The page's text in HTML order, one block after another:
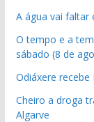
A água vai faltar
O tempo e a
sábado (8 de
Odiáxere recebe
Cheiro a droga
Algarve